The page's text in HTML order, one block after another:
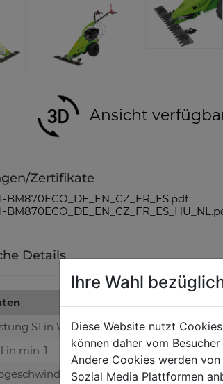
Ansicht
Zertifikate
BM870ECO_DE_EN_CZ_FR_ES.pdf
Details
S1 in W
in min-1
Ihre Wahl
Diese Website nutzt
können daher vom
Andere Cookies werden
Sozial Media Plattformen